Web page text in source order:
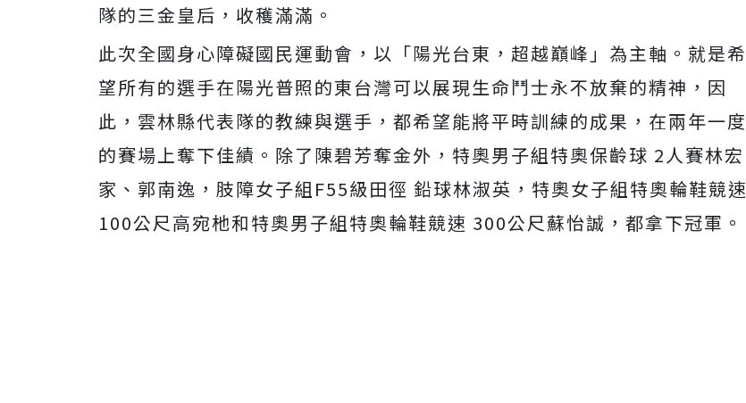
隊的三金皇后，收穫滿滿。
此次全國身心障礙國民運動會，以「陽光台東，超越巔峰」為主軸。就是希
望所有的選手在陽光普照的東台灣可以展現生命鬥士永不放棄的精神，因
此，雲林縣代表隊的教練與選手，都希望能將平時訓練的成果，在兩年一度
的賽場上奪下佳績。除了陳碧芳奪金外，特奧男子組特奧保齡球 2人賽林宏
家、郭南逸，肢障女子組F55級田徑 鉛球林淑英，特奧女子組特奧輪鞋競速
100公尺高宛杝和特奧男子組特奧輪鞋競速 300公尺蘇怡誠，都拿下冠軍。